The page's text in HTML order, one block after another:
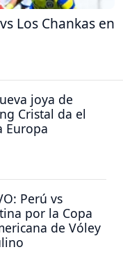
Los Chankas en
joya de
Cristal da el
Europa
Perú vs
por la Copa
de Vóley